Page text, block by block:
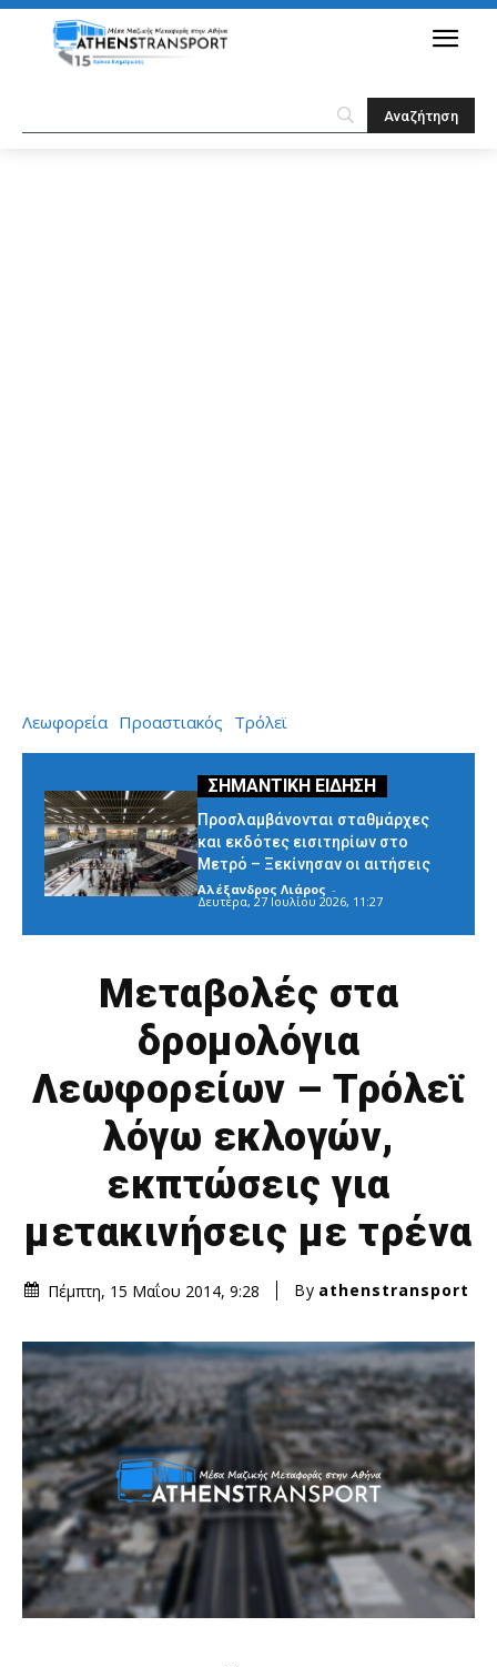
Λεωφορεία Προαστιακός Τρόλεϊ
Προσλαμβάνονται σταθμάρχες
και εκδότες εισιτηρίων στο
Μετρό – Ξεκίνησαν οι αιτήσεις
Αλέξανδρος Λιάρος -
Δευτέρα, 27 Ιουλίου 2026, 11:27
Μεταβολές στα
δρομολόγια
Λεωφορείων – Τρόλεϊ
λόγω εκλογών,
εκπτώσεις για
μετακινήσεις με τρένα
Πέμπτη, 15 Μαΐου 2014, 9:28 By athenstransport